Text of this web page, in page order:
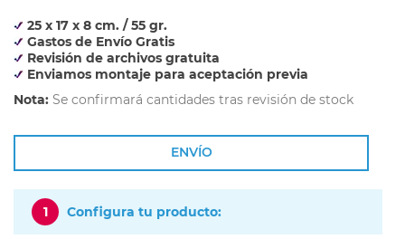
25 x 17 x 8 cm. / 55 gr.
Gastos de Envío Gratis
Revisión de archivos gratuita
Enviamos montaje para aceptación previa
Nota: Se confirmará cantidades tras revisión de stock
ENVÍO
1 Configura tu producto: